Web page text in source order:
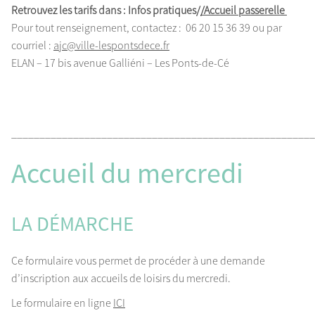
Retrouvez les tarifs dans : Infos pratiques//Accueil passerelle
Pour tout renseignement, contactez : 06 20 15 36 39 ou par
courriel : ajc@ville-lespontsdece.fr
ELAN – 17 bis avenue Galliéni – Les Ponts-de-Cé
Accueil du mercredi
LA DÉMARCHE
Ce formulaire vous permet de procéder à une demande
d’inscription aux accueils de loisirs du mercredi.
Le formulaire en ligne ICI